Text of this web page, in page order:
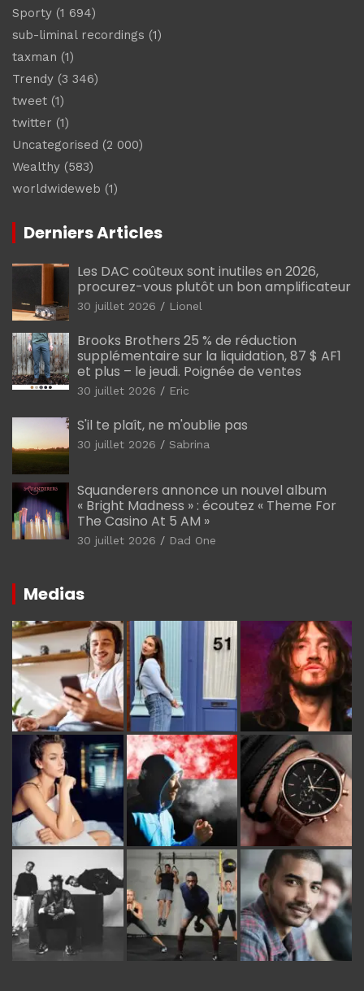
Sporty (1 694)
sub-liminal recordings (1)
taxman (1)
Trendy (3 346)
tweet (1)
twitter (1)
Uncategorised (2 000)
Wealthy (583)
worldwideweb (1)
Derniers Articles
Les DAC coûteux sont inutiles en 2026,
procurez-vous plutôt un bon amplificateur
30 juillet 2026 Lionel
Brooks Brothers 25 % de réduction
supplémentaire sur la liquidation, 87 $ AF1
et plus – le jeudi. Poignée de ventes
30 juillet 2026 Eric
S'il te plaît, ne m'oublie pas
30 juillet 2026 Sabrina
Squanderers annonce un nouvel album
« Bright Madness » : écoutez « Theme For
The Casino At 5 AM »
30 juillet 2026 Dad One
Medias